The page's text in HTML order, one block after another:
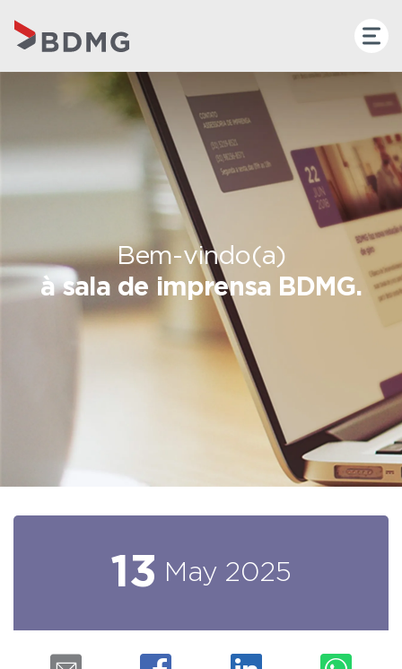
Bem-vindo(a)
à sala de imprensa BDMG.
13 May 2025